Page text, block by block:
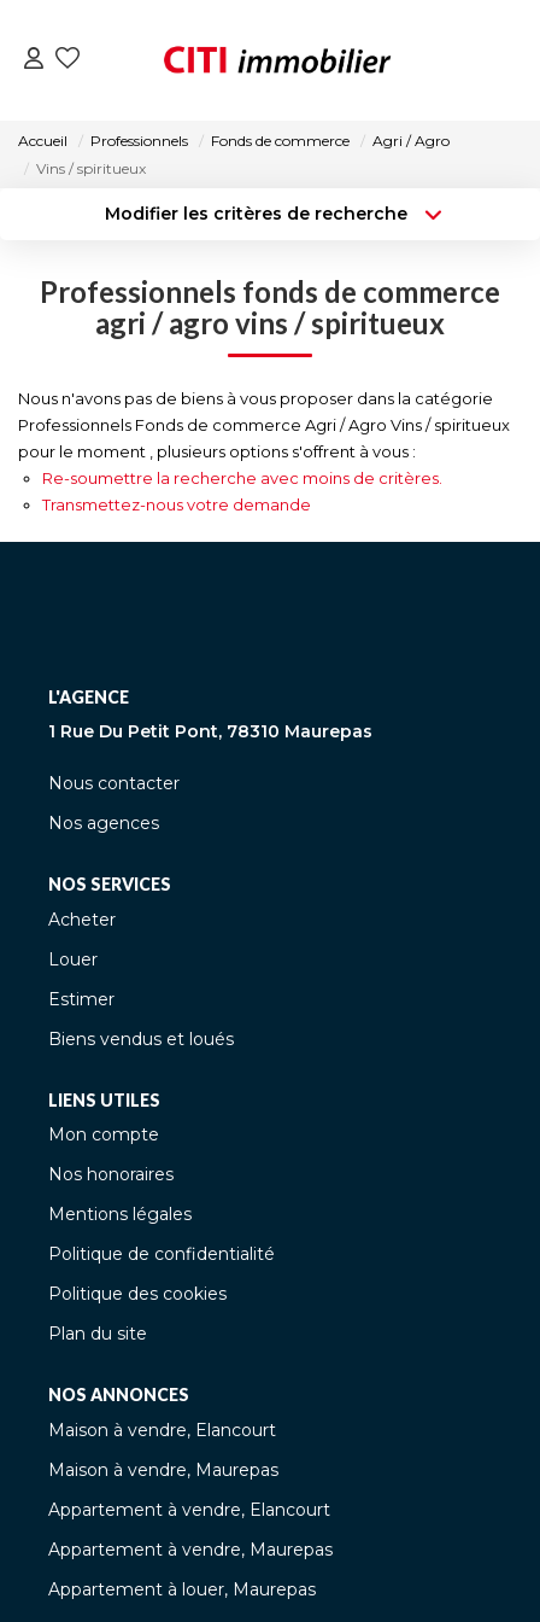
NOS AGENCES
ACTUALITÉS
CONTACT
Accueil Professionnels Fonds de commerce
Agri / Agro
Vins / spiritueux
Modifier les critères de recherche
Type de bien
Surface min
Créer une alerte
Professionnels fonds de commerce
agri / agro vins / spiritueux
Nous n'avons pas de biens à vous proposer dans la catégorie
Professionnels Fonds de commerce Agri / Agro Vins / spiritueux
pour le moment , plusieurs options s'offrent à vous :
Re-soumettre la recherche avec moins de critères.
Transmettez-nous votre demande
L'AGENCE
1 Rue Du Petit Pont, 78310 Maurepas
Nous contacter
Nos agences
NOS SERVICES
Acheter
Louer
Estimer
Biens vendus et loués
LIENS UTILES
Mon compte
Nos honoraires
Mentions légales
Politique de confidentialité
Politique des cookies
Plan du site
NOS ANNONCES
Maison à vendre, Elancourt
Maison à vendre, Maurepas
Appartement à vendre, Elancourt
Appartement à vendre, Maurepas
Appartement à louer, Maurepas